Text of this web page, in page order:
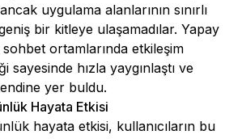
uygulama alanlarının sınırlı
bir kitleye ulaşamadılar. Yapay
ortamlarında etkileşim
sayesinde hızla yaygınlaştı ve
yer buldu.
Hayata Etkisi
hayata etkisi, kullanıcıların bu